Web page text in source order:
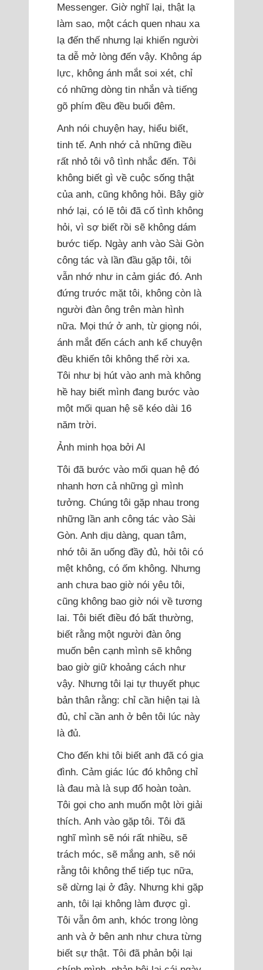
Messenger. Giờ nghĩ lại, thật lạ
làm sao, một cách quen nhau xa
lạ đến thế nhưng lại khiến người
ta dễ mở lòng đến vậy. Không áp
lực, không ánh mắt soi xét, chỉ
có những dòng tin nhắn và tiếng
gõ phím đều đều buổi đêm.
Anh nói chuyện hay, hiểu biết,
tinh tế. Anh nhớ cả những điều
rất nhỏ tôi vô tình nhắc đến. Tôi
không biết gì về cuộc sống thật
của anh, cũng không hỏi. Bây giờ
nhớ lại, có lẽ tôi đã cố tình không
hỏi, vì sợ biết rồi sẽ không dám
bước tiếp. Ngày anh vào Sài Gòn
công tác và lần đầu gặp tôi, tôi
vẫn nhớ như in cảm giác đó. Anh
đứng trước mặt tôi, không còn là
người đàn ông trên màn hình
nữa. Mọi thứ ở anh, từ giọng nói,
ánh mắt đến cách anh kể chuyện
đều khiến tôi không thể rời xa.
Tôi như bị hút vào anh mà không
hề hay biết mình đang bước vào
một mối quan hệ sẽ kéo dài 16
năm trời.
Ảnh minh họa bởi AI
Tôi đã bước vào mối quan hệ đó
nhanh hơn cả những gì mình
tưởng. Chúng tôi gặp nhau trong
những lần anh công tác vào Sài
Gòn. Anh dịu dàng, quan tâm,
nhớ tôi ăn uống đầy đủ, hỏi tôi có
mệt không, có ốm không. Nhưng
anh chưa bao giờ nói yêu tôi,
cũng không bao giờ nói về tương
lai. Tôi biết điều đó bất thường,
biết rằng một người đàn ông
muốn bên cạnh mình sẽ không
bao giờ giữ khoảng cách như
vậy. Nhưng tôi lại tự thuyết phục
bản thân rằng: chỉ cần hiện tại là
đủ, chỉ cần anh ở bên tôi lúc này
là đủ.
Cho đến khi tôi biết anh đã có gia
đình. Cảm giác lúc đó không chỉ
là đau mà là sụp đổ hoàn toàn.
Tôi gọi cho anh muốn một lời giải
thích. Anh vào gặp tôi. Tôi đã
nghĩ mình sẽ nói rất nhiều, sẽ
trách móc, sẽ mắng anh, sẽ nói
rằng tôi không thể tiếp tục nữa,
sẽ dừng lại ở đây. Nhưng khi gặp
anh, tôi lại không làm được gì.
Tôi vẫn ôm anh, khóc trong lòng
anh và ở bên anh như chưa từng
biết sự thật. Tôi đã phản bội lại